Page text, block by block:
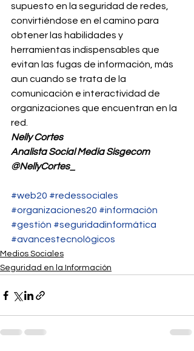
supuesto en la seguridad de redes,
convirtiéndose en el camino para
obtener las habilidades y
herramientas indispensables que
evitan las fugas de información, más
aun cuando se trata de la
comunicación e interactividad de
organizaciones que encuentran en la
red.
Nelly Cortes
Analista Social Media Sisgecom
@NellyCortes_
#web20 #redessociales
#organizaciones20 #información
#gestión #seguridadinformática
#avancestecnológicos
Medios Sociales
Seguridad en la Información